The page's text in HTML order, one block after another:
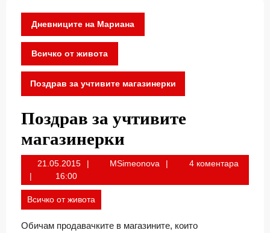
Дневниците на Мариана
Всичко от живота
Поздрав за учтивите магазинерки
Поздрав за учтивите
магазинерки
21.05.201521.05.2015MSimeonova MSimeonova4 коментара
16:00
Всичко от живота
Обичам продавачките в магазините, които